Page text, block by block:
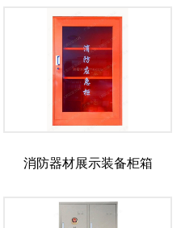
消防器材展示装备柜箱